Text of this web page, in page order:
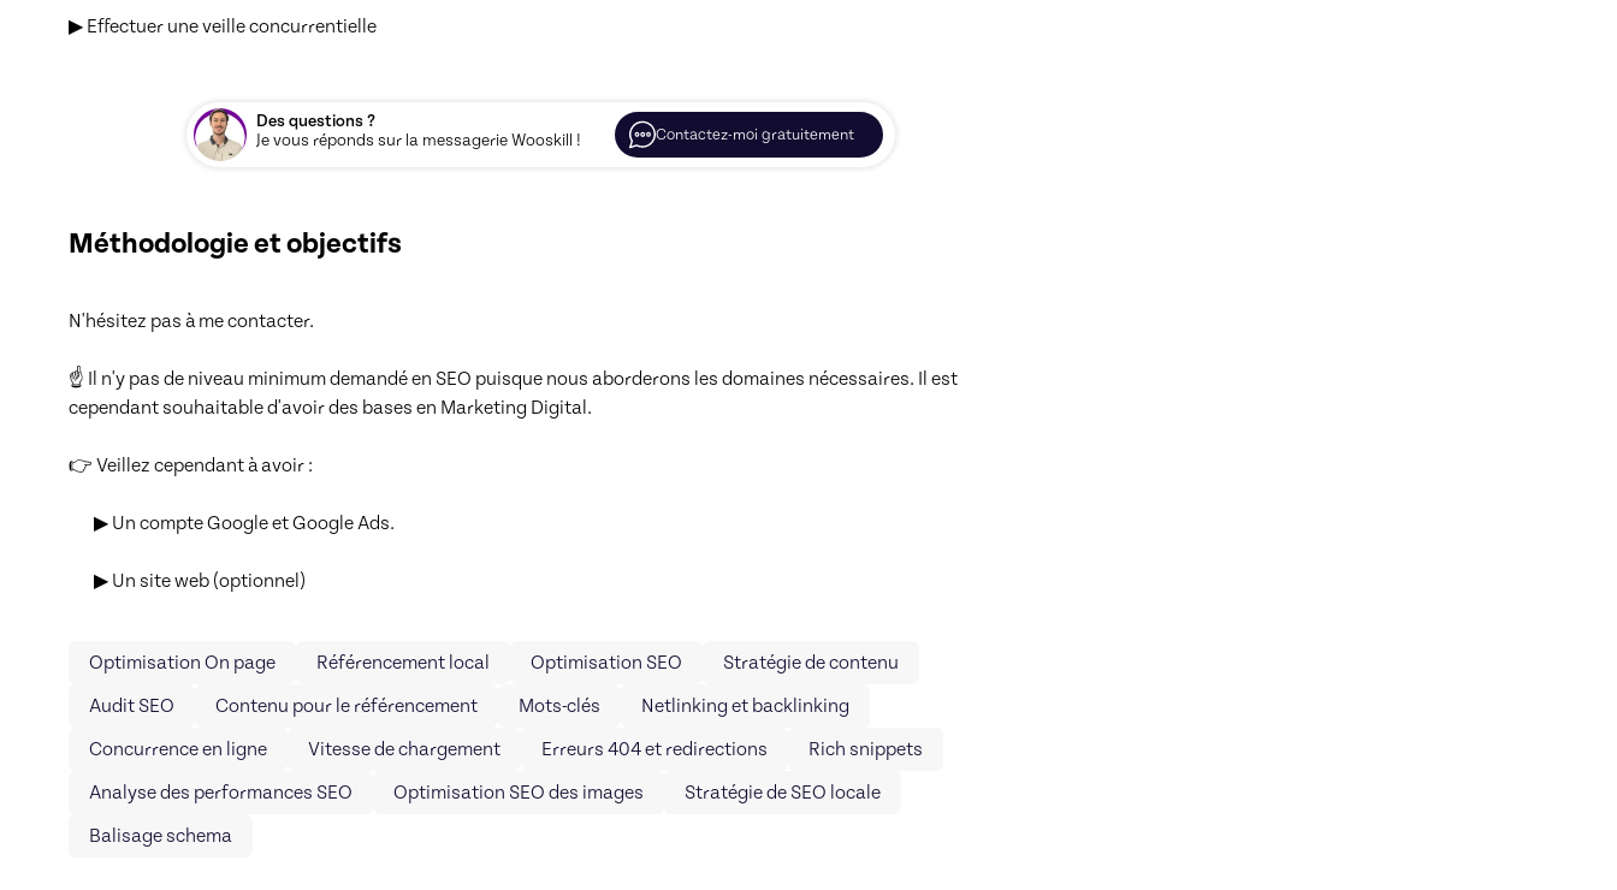
▶ Effectuer une veille concurrentielle
Des questions ?
Je vous réponds sur la messagerie Wooskill !
Contactez-moi gratuitement
Méthodologie et objectifs
N'hésitez pas à me contacter.
☝ Il n'y pas de niveau minimum demandé en SEO puisque nous aborderons les domaines nécessaires. Il est
cependant souhaitable d'avoir des bases en Marketing Digital.
👉 Veillez cependant à avoir :
       ▶ Un site web (optionnel)
Optimisation On page Référencement local Optimisation SEO
Stratégie de contenu
Audit SEO
Contenu pour le référencement Mots-clés
Netlinking et backlinking
Concurrence en ligne
Vitesse de chargement Erreurs 404 et redirections
Rich snippets
Analyse des performances SEO
Optimisation SEO des images
Stratégie de SEO locale
Balisage schema